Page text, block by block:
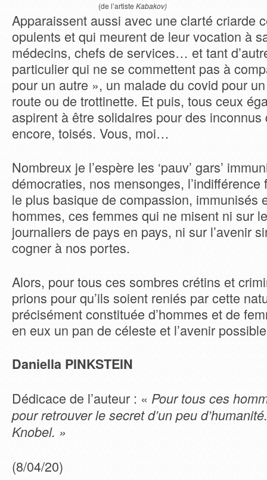
(de l’artiste Kabakov)
Apparaissent aussi avec une clarté criarde
opulents et qui meurent de leur vocation à
médecins, chefs de services… et tant
particulier qui ne se commettent pas à
pour un autre », un malade du covid pour
route ou de trottinette. Et puis, tous ceux
aspirent à être solidaires pour des inconnus
encore, toisés. Vous, moi…
Nombreux je l’espère les ‘pauv’ gars’
démocraties, nos mensonges,
le plus basique de compassion, immunisés
hommes, ces femmes qui ne misent ni sur
journaliers de pays en pays, ni sur l’avenir
cogner à nos portes.
Alors, pour tous ces sombres crétins et
prions pour qu’ils soient reniés par cette
précisément constituée d’hommes et de
en eux un pan de céleste et l’avenir
Daniella PINKSTEIN
Dédicace de l’auteur : « Pour tous ces
pour retrouver le secret d’un peu
Knobel. »
(8/04/20)